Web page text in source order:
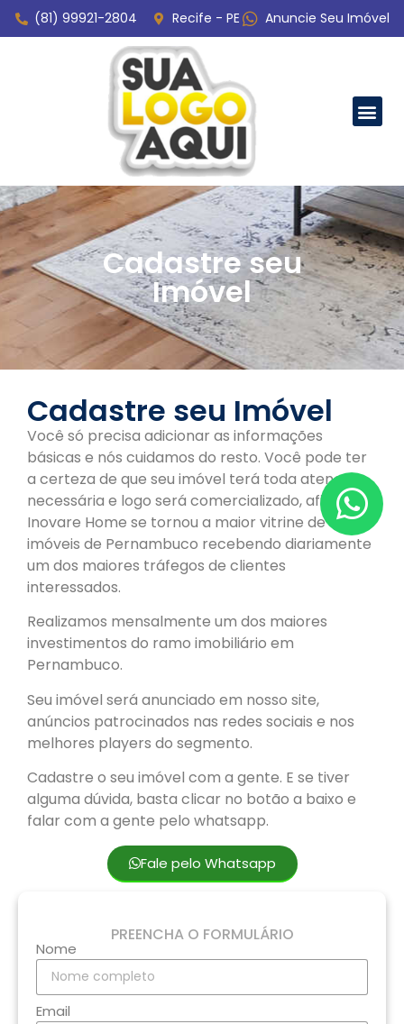
(81) 99921-2804 Recife - PE Anuncie Seu Imóvel
Cadastre seu
Imóvel
Cadastre seu Imóvel
Você só precisa adicionar as informações
básicas e nós cuidamos do resto. Você pode ter
a certeza de que seu imóvel terá toda atenção
necessária e logo será comercializado, afinal, a
Inovare Home se tornou a maior vitrine de
imóveis de Pernambuco recebendo diariamente
um dos maiores tráfegos de clientes
interessados.
Realizamos mensalmente um dos maiores
investimentos do ramo imobiliário em
Pernambuco.
Seu imóvel será anunciado em nosso site,
anúncios patrocinados nas redes sociais e nos
melhores players do segmento.
Cadastre o seu imóvel com a gente. E se tiver
alguma dúvida, basta clicar no botão a baixo e
falar com a gente pelo whatsapp.
Fale pelo Whatsapp
PREENCHA O FORMULÁRIO
Nome
Email